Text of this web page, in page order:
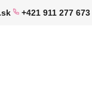
+421 911 277 673